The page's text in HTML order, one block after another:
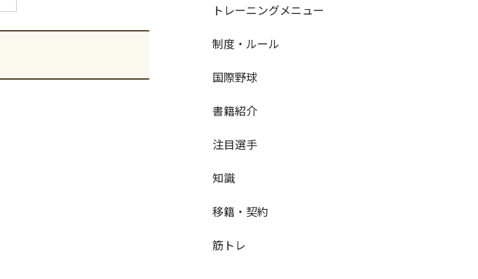
トレーニングメニュー
制度・ルール
国際野球
書籍紹介
注目選手
知識
移籍・契約
筋トレ